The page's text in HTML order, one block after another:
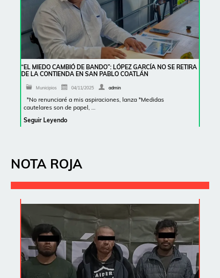
“EL MIEDO CAMBIÓ DE BANDO”: LÓPEZ GARCÍA NO SE RETIRA
DE LA CONTIENDA EN SAN PABLO COATLÁN
Municipios 04/11/2025 admin
*No renunciaré a mis aspiraciones, lanza *Medidas
cautelares son de papel, …
Seguir Leyendo
NOTA ROJA